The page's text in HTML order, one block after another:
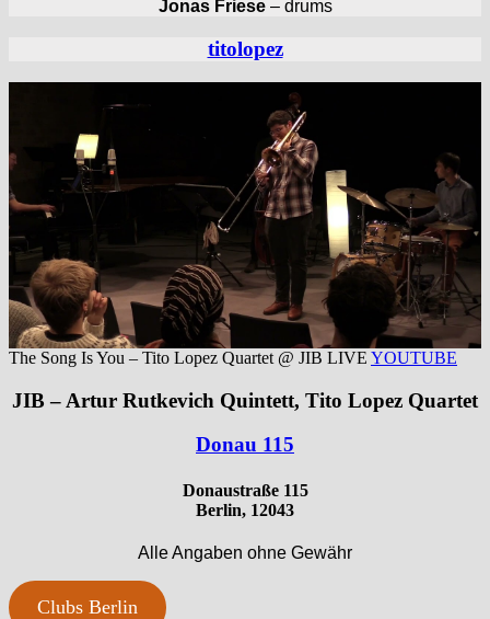
Jonas Friese– drums
titolopez
The Song Is You – Tito Lopez Quartet @ JIB LIVE YOUTUBE
JIB – Artur Rutkevich Quintett, Tito Lopez Quartet
Donau 115
Donaustraße 115
Berlin, 12043
Alle Angaben ohne Gewähr
Clubs Berlin